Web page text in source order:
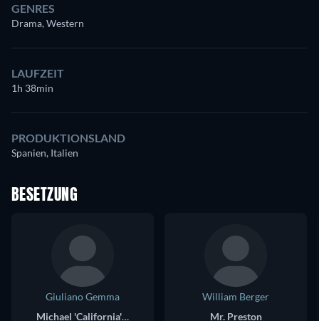
GENRES
Drama, Western
LAUFZEIT
1h 38min
PRODUKTIONSLAND
Spanien, Italien
BESETZUNG
Giuliano Gemma
Michael 'California' Random
William Berger
Mr. Preston